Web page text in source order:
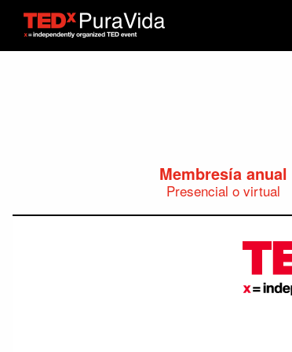
Membresía anual
Presencial o virtual